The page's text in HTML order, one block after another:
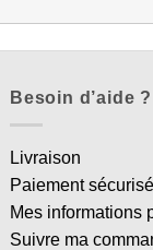
Besoin d’aide ?
Livraison
Paiement sécurisé
Mes informations
Suivre ma